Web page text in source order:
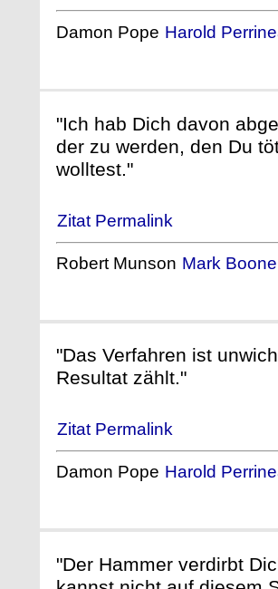
Damon Pope Harold
"Ich hab Dich davon
der zu werden, den Du
wolltest."
Zitat Permalink
Robert Munson Mark
"Das Verfahren ist
Resultat zählt."
Zitat Permalink
Damon Pope Harold
"Der Hammer verdirbt